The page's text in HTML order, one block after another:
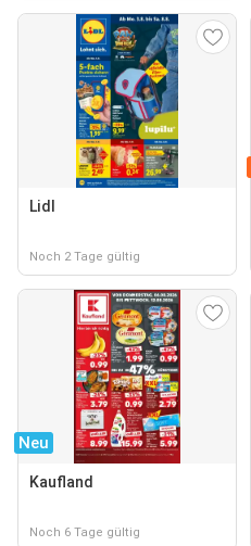
Lidl
Noch 2 Tage gültig
Neu
Kaufland
Noch 6 Tage gültig